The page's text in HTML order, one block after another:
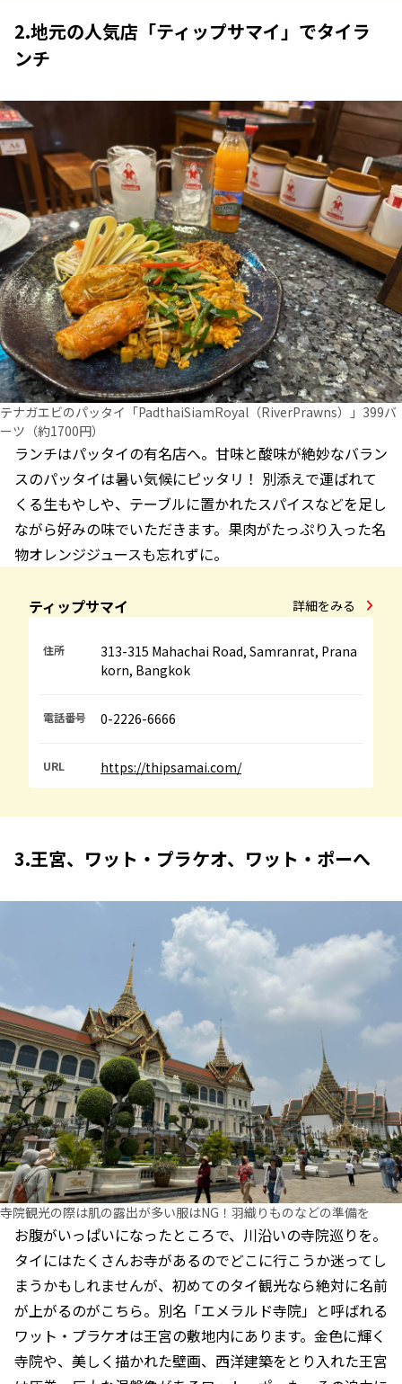
2.地元の人気店「ティップサマイ」でタイラ
ンチ
テナガエビのパッタイ「PadthaiSiamRoyal（RiverPrawns）」399バ
ーツ（約1700円）
ランチはパッタイの有名店へ。甘味と酸味が絶妙なバラン
スのパッタイは暑い気候にピッタリ！ 別添えで運ばれて
くる生もやしや、テーブルに置かれたスパイスなどを足し
ながら好みの味でいただきます。果肉がたっぷり入った名
物オレンジジュースも忘れずに。
ティップサマイ 詳細をみる
住所
313-315 Mahachai Road, Samranrat, Prana
korn, Bangkok
電話番号 0-2226-6666
URL https://thipsamai.com/
3.王宮、ワット・プラケオ、ワット・ポーへ
寺院観光の際は肌の露出が多い服はNG！羽織りものなどの準備を
お腹がいっぱいになったところで、川沿いの寺院巡りを。
タイにはたくさんお寺があるのでどこに行こうか迷ってし
まうかもしれませんが、初めてのタイ観光なら絶対に名前
が上がるのがこちら。別名「エメラルド寺院」と呼ばれる
ワット・プラケオは王宮の敷地内にあります。金色に輝く
寺院や、美しく描かれた壁画、西洋建築をとり入れた王宮